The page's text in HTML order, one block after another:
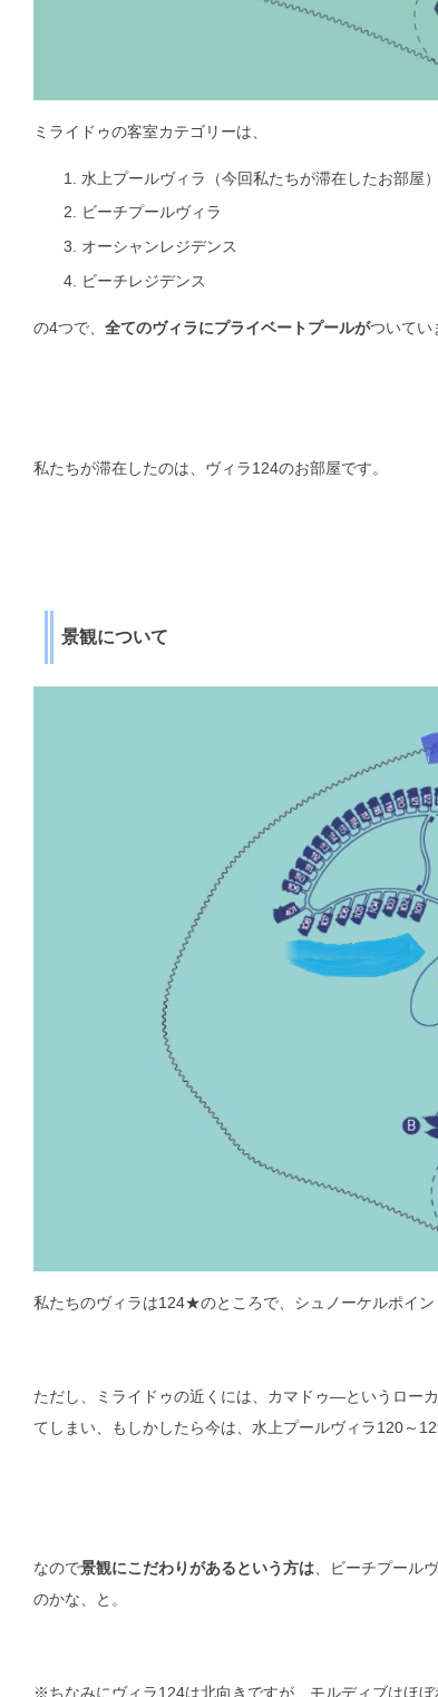
ミライドゥの客室カテゴリーは、
水上プールヴィラ（今回私たちが滞在したお部屋
ビーチプールヴィラ
オーシャンレジデンス
ビーチレジデンス
の4つで、 全てのヴィラにプライベートプールがついてい
私たちが滞在したのは、ヴィラ124のお部屋です。
景観について
私たちのヴィラは124★のところで、シュノーケルポイ
ただし、ミライドゥの近くには、カマドゥ―というロー
てしまい、もしかしたら今は、水上プールヴィラ120～
なので景観にこだわりがあるという方は 、ビーチプール
のかな、と。
※ちなみにヴィラ124は北向きですが、モルディブはほ